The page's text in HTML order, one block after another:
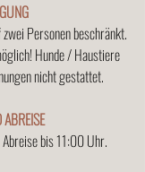
Personen beschränkt.
Hunde / Haustiere
nicht gestattet.
bis 11:00 Uhr.